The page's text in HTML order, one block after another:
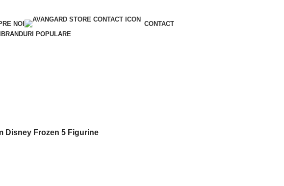
NOI
CONTACT
BRANDURI POPULARE
Disney Frozen 5 Figurine